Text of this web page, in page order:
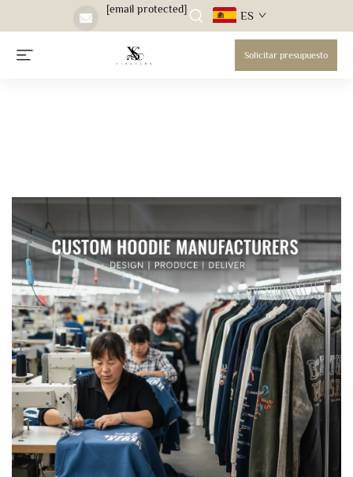
[email protected] ES
Solicitar presupuesto